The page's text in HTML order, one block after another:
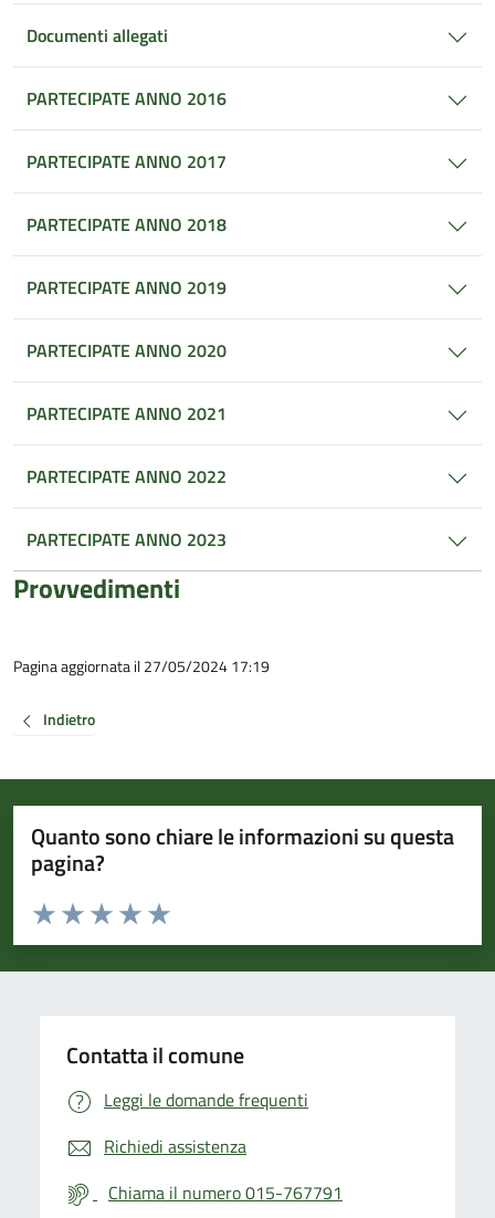
Documenti allegati
PARTECIPATE ANNO 2016
PARTECIPATE ANNO 2017
PARTECIPATE ANNO 2018
PARTECIPATE ANNO 2019
PARTECIPATE ANNO 2020
PARTECIPATE ANNO 2021
PARTECIPATE ANNO 2022
PARTECIPATE ANNO 2023
Provvedimenti
Pagina aggiornata il 27/05/2024 17:19
Indietro
Quanto sono chiare le informazioni su questa
pagina?
Valuta da 1 a 5 stelle la pagina
Valuta 5 stelle su 5
Valuta 4 stelle su 5
Valuta 3 stelle su 5
Valuta 2 stelle su 5
Valuta 1 stelle su 5
Contatta il comune
Leggi le domande frequenti
Richiedi assistenza
Chiama il numero 015-767791